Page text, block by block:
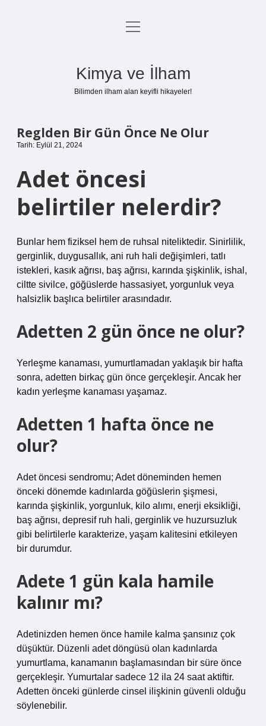
Anasayfa
menüyü
Kimya ve İlham
Bilimden ilham alan keyifli hikayeler!
Reglden Bir Gün Önce Ne Olur
Tarih: Eylül 21, 2024
Adet öncesi
belirtiler nelerdir?
Bunlar hem fiziksel hem de ruhsal niteliktedir. Sinirlilik,
gerginlik, duygusallık, ani ruh hali değişimleri, tatlı
istekleri, kasık ağrısı, baş ağrısı, karında şişkinlik, ishal,
ciltte sivilce, göğüslerde hassasiyet, yorgunluk veya
halsizlik başlıca belirtiler arasındadır.
Adetten 2 gün önce ne olur?
Yerleşme kanaması, yumurtlamadan yaklaşık bir hafta
sonra, adetten birkaç gün önce gerçekleşir. Ancak her
kadın yerleşme kanaması yaşamaz.
Adetten 1 hafta önce ne
olur?
Adet öncesi sendromu; Adet döneminden hemen
önceki dönemde kadınlarda göğüslerin şişmesi,
karında şişkinlik, yorgunluk, kilo alımı, enerji eksikliği,
baş ağrısı, depresif ruh hali, gerginlik ve huzursuzluk
gibi belirtilerle karakterize, yaşam kalitesini etkileyen
bir durumdur.
Adete 1 gün kala hamile
kalınır mı?
Adetinizden hemen önce hamile kalma şansınız çok
düşüktür. Düzenli adet döngüsü olan kadınlarda
yumurtlama, kanamanın başlamasından bir süre önce
gerçekleşir. Yumurtalar sadece 12 ila 24 saat aktiftir.
Adetten önceki günlerde cinsel ilişkinin güvenli olduğu
söylenebilir.